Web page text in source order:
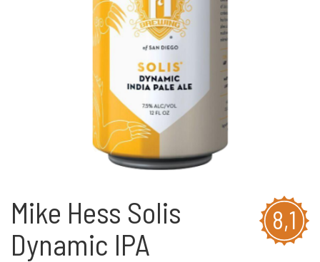
8,1
Mike Hess Solis
Dynamic IPA